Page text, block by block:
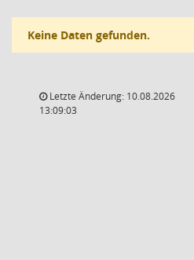
Keine Daten gefunden.
Letzte Änderung: 10.08.2026
13:09:03